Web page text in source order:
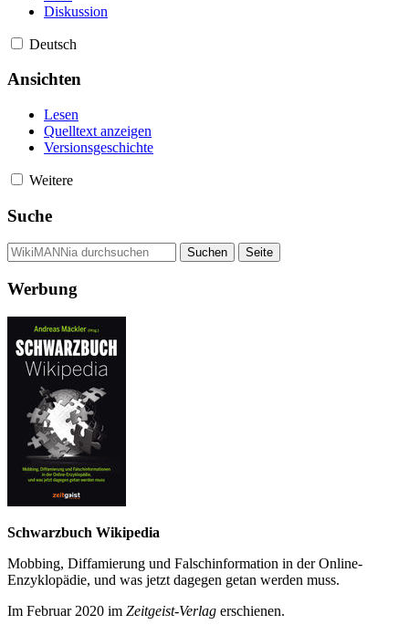
Diskussion
Deutsch
Ansichten
Lesen
Quelltext anzeigen
Versionsgeschichte
Weitere
Suche
Werbung
Schwarzbuch Wikipedia
Mobbing, Diffamierung und Falsch­information in der Online-
Enzyklo­pädie, und was jetzt da­gegen getan werden muss.
Im Februar 2020 im Zeit­geist-Verlag erschienen.